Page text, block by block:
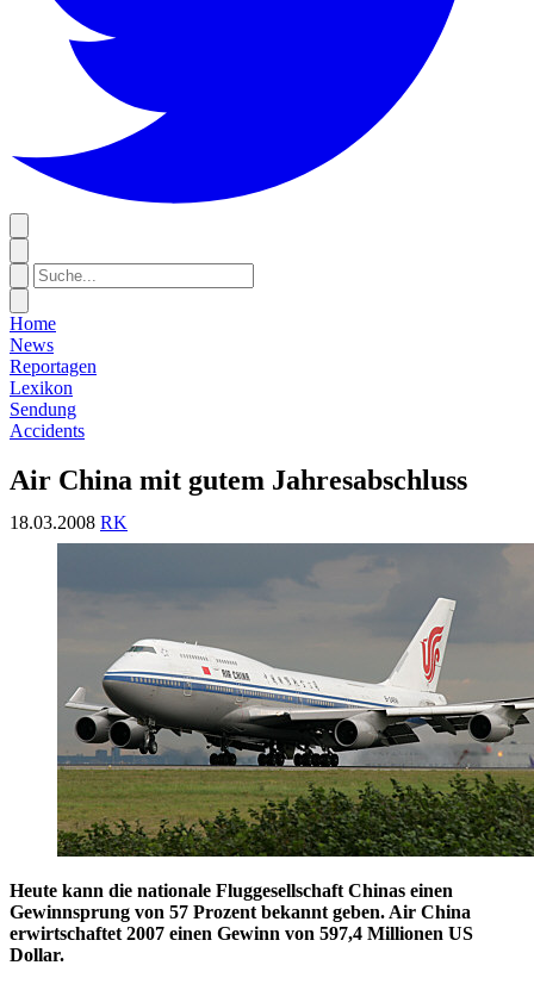
Home
News
Reportagen
Lexikon
Sendung
Accidents
Air China mit gutem Jahresabschluss
18.03.2008 RK
Heute kann die nationale Fluggesellschaft Chinas einen
Gewinnsprung von 57 Prozent bekannt geben. Air China
erwirtschaftet 2007 einen Gewinn von 597,4 Millionen US
Dollar.